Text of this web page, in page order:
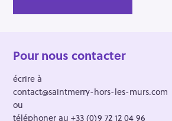
Pour nous contacter
écrire à
contact@saintmerry-hors-les-murs.com
ou
téléphoner au +33 (0)9 72 12 04 96